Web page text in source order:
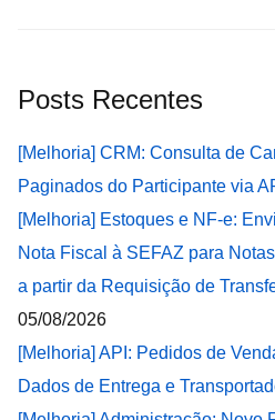
Posts Recentes
[Melhoria] CRM: Consulta de
Paginados do Participante via
[Melhoria] Estoques e NF-e:
Nota Fiscal à SEFAZ para
a partir da Requisição de
05/08/2026
[Melhoria] API: Pedidos de
Dados de Entrega e